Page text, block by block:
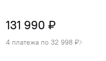
131 990 ₽
4 платежа по 32 998 ₽